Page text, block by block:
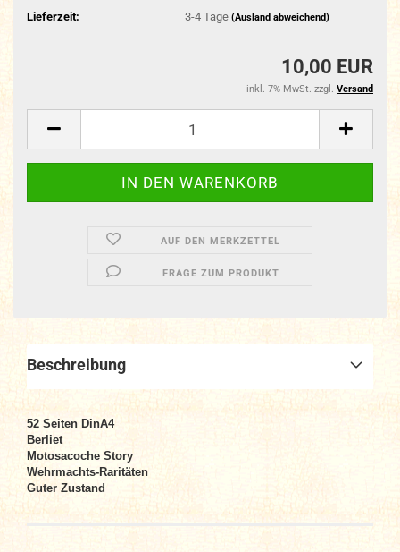
Lieferzeit:
3-4 Tage (Ausland abweichend)
10,00 EUR
inkl. 7% MwSt. zzgl. Versand
AUF DEN MERKZETTEL
FRAGE ZUM PRODUKT
Beschreibung
52 Seiten DinA4
Berliet
Motosacoche Story
Wehrmachts-Raritäten
Guter Zustand